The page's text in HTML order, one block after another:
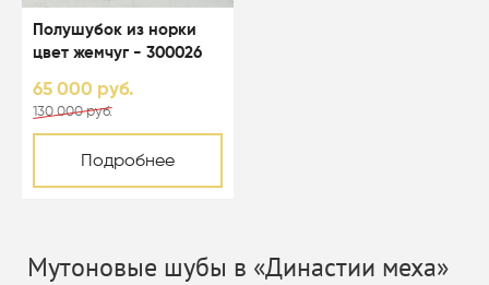
Полушубок из норки
цвет жемчуг - 300026
65 000 руб.
130 000 руб.
Подробнее
Мутоновые шубы в «Династии меха»